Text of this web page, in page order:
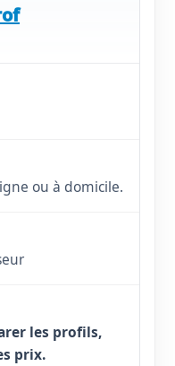
ou à domicile.
les profils,
prix.